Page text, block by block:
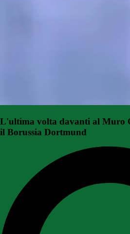
L'ultima volta davanti al Muro
il Borussia Dortmund